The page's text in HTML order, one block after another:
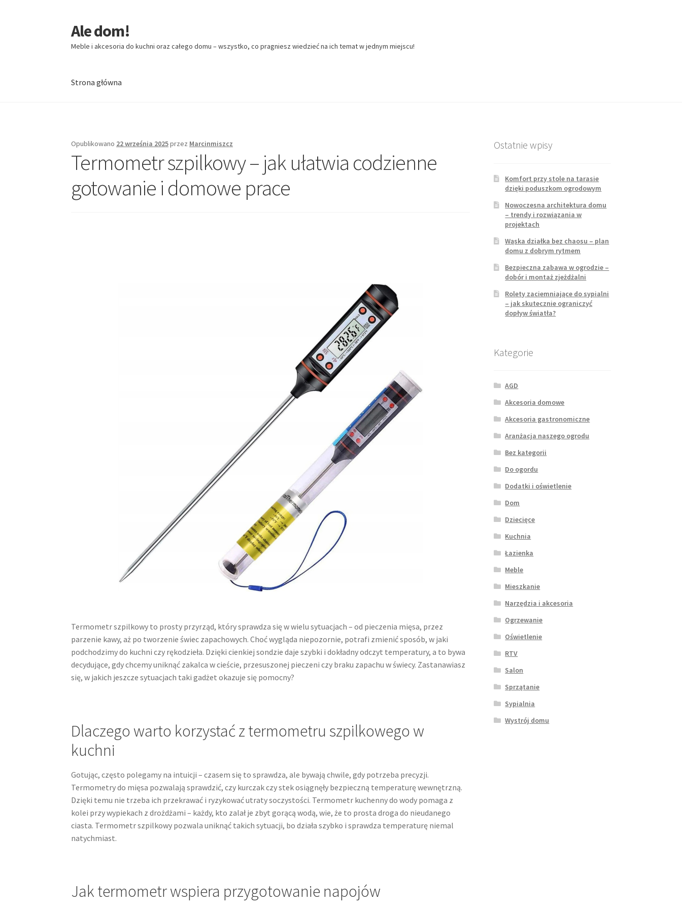
Przejdź
do
nawigacji
Przejdź
do
treści
Ale dom!
Meble i akcesoria do kuchni oraz całego domu – wszystko, co pragniesz wiedzieć na ich temat w jednym miejscu!
Strona główna
Opublikowano 22 września 2025przez Marcinmiszcz
Termometr szpilkowy – jak ułatwia codzienne
gotowanie i domowe prace
Termometr szpilkowy to prosty przyrząd, który sprawdza się w wielu sytuacjach – od pieczenia mięsa, przez
parzenie kawy, aż po tworzenie świec zapachowych. Choć wygląda niepozornie, potrafi zmienić sposób, w jaki
podchodzimy do kuchni czy rękodzieła. Dzięki cienkiej sondzie daje szybki i dokładny odczyt temperatury, a to bywa
decydujące, gdy chcemy uniknąć zakalca w cieście, przesuszonej pieczeni czy braku zapachu w świecy. Zastanawiasz
się, w jakich jeszcze sytuacjach taki gadżet okazuje się pomocny?
Dlaczego warto korzystać z termometru szpilkowego w
kuchni
Gotując, często polegamy na intuicji – czasem się to sprawdza, ale bywają chwile, gdy potrzeba precyzji.
Termometry do mięsa pozwalają sprawdzić, czy kurczak czy stek osiągnęły bezpieczną temperaturę wewnętrzną.
Dzięki temu nie trzeba ich przekrawać i ryzykować utraty soczystości. Termometr kuchenny do wody pomaga z
kolei przy wypiekach z drożdżami – każdy, kto zalał je zbyt gorącą wodą, wie, że to prosta droga do nieudanego
ciasta. Termometr szpilkowy pozwala uniknąć takich sytuacji, bo działa szybko i sprawdza temperaturę niemal
natychmiast.
Jak termometr wspiera przygotowanie napojów
Ostatnie wpisy
Komfort przy stole na tarasie
dzięki poduszkom ogrodowym
Nowoczesna architektura domu
– trendy i rozwiązania w
projektach
Wąska działka bez chaosu – plan
domu z dobrym rytmem
Bezpieczna zabawa w ogrodzie –
dobór i montaż zjeżdżalni
Rolety zaciemniające do sypialni
– jak skutecznie ograniczyć
dopływ światła?
Kategorie
AGD
Akcesoria domowe
Akcesoria gastronomiczne
Aranżacja naszego ogrodu
Bez kategorii
Do ogordu
Dodatki i oświetlenie
Dom
Dziecięce
Kuchnia
Łazienka
Meble
Mieszkanie
Narzędzia i akcesoria
Ogrzewanie
Oświetlenie
RTV
Salon
Sprzątanie
Sypialnia
Wystrój domu